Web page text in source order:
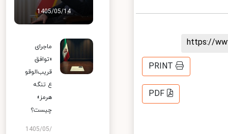
https://
PRINT
PDF
1405/05/14
ماجرای
«توافق
قریب‌الوقو
ع تنگه
هرمز»
چیست؟
1405/05/